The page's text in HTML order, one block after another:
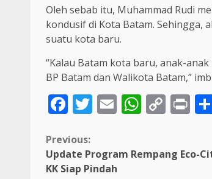
Oleh sebab itu, Muhammad Rudi
kondusif di Kota Batam. Sehingga,
suatu kota baru.
“Kalau Batam kota baru, anak-
BP Batam dan Walikota Batam,”
Facebook
Twitter
EmailCopy
Continue
Reading
Previous:
Update Program Rempang Eco-
KK Siap Pindah